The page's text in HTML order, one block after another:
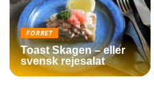
FORRET
Toast Skagen – eller
svensk rejesalat